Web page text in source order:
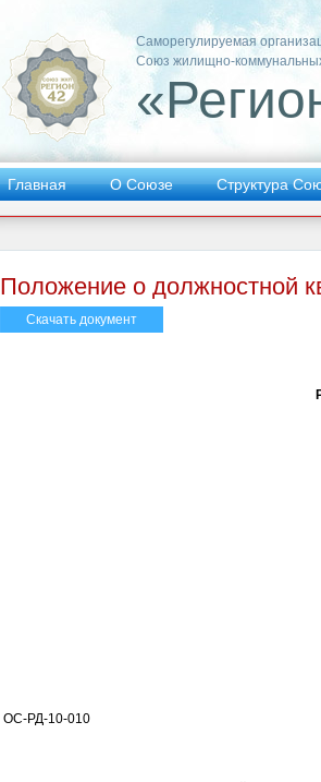
Саморегулируемая
Союз жилищно-
Главная
О Союзе Структура
Положение о должностной
Скачать документ
ОС-РД-10-010